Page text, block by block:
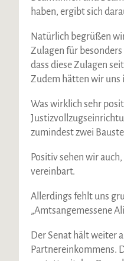
haben, ergibt sich
Natürlich begrüßen
Zulagen für
dass diese Zulagen
Zudem hätten wir uns
Was wirklich sehr
zumindest zwei
Positiv sehen wir
vereinbart.
Allerdings fehlt uns
„Amtsangemessene
Der Senat hält weiter
Partnereinkommens.